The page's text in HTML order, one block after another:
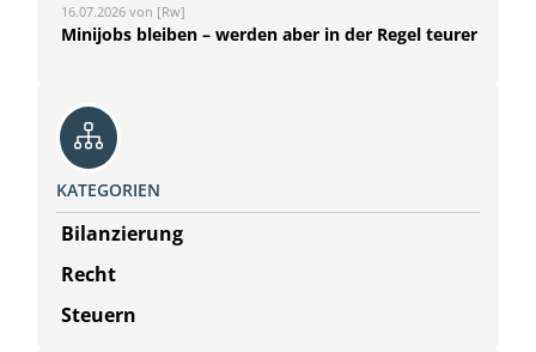
16.07.2026 von [Rw]
Minijobs bleiben – werden aber in der Regel teurer
KATEGORIEN
Bilanzierung
Recht
Steuern